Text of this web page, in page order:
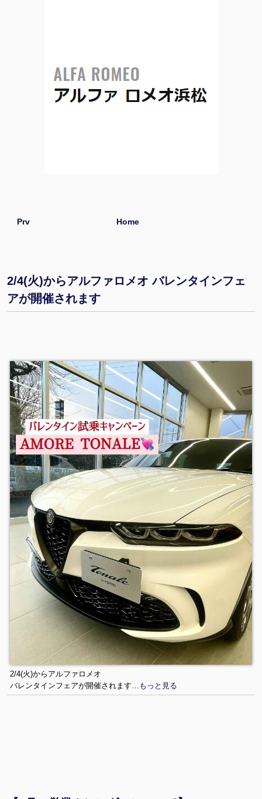
Prv Home
2/4(火)からアルファロメオ バレンタインフェ
アが開催されます
2/4(火)からアルファロメオ
バレンタインフェアが開催されます …もっと見る